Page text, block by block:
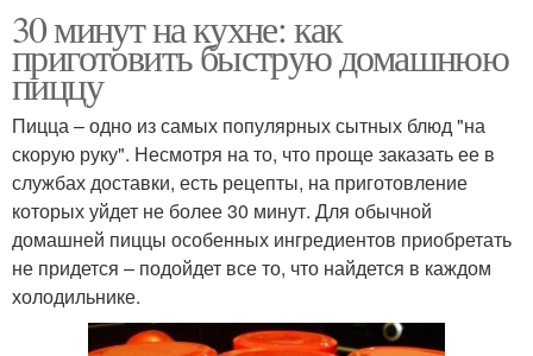
30 минут на кухне: как
приготовить быструю домашнюю
пиццу
Пицца – одно из самых популярных сытных блюд "на
скорую руку". Несмотря на то, что проще заказать ее в
службах доставки, есть рецепты, на приготовление
которых уйдет не более 30 минут. Для обычной
домашней пиццы особенных ингредиентов приобретать
не придется – подойдет все то, что найдется в каждом
холодильнике.